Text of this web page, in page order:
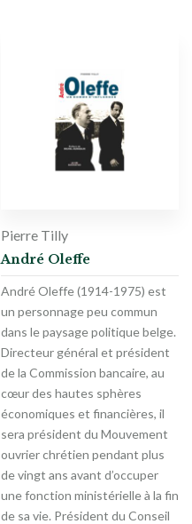
Pierre Tilly
André Oleffe
André Oleffe (1914-1975) est
un personnage peu commun
dans le paysage politique belge.
Directeur général et président
de la Commission bancaire, au
cœur des hautes sphères
économiques et financières, il
sera président du Mouvement
ouvrier chrétien pendant plus
de vingt ans avant d’occuper
une fonction ministérielle à la fin
de sa vie. Président du Conseil